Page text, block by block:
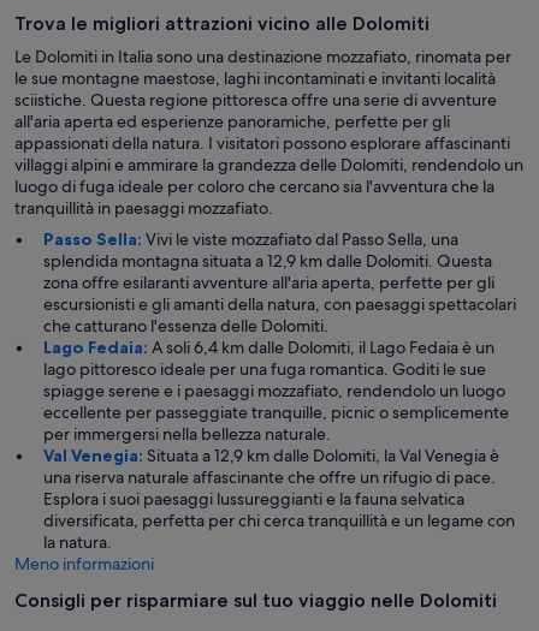
Trova le migliori attrazioni vicino alle Dolomiti
Le Dolomiti in Italia sono una destinazione mozzafiato, rinomata per
le sue montagne maestose, laghi incontaminati e invitanti località
sciistiche. Questa regione pittoresca offre una serie di avventure
all'aria aperta ed esperienze panoramiche, perfette per gli
appassionati della natura. I visitatori possono esplorare affascinanti
villaggi alpini e ammirare la grandezza delle Dolomiti, rendendolo un
luogo di fuga ideale per coloro che cercano sia l'avventura che la
tranquillità in paesaggi mozzafiato.
Passo Sella: Vivi le viste mozzafiato dal Passo Sella, una
splendida montagna situata a 12,9 km dalle Dolomiti. Questa
zona offre esilaranti avventure all'aria aperta, perfette per gli
escursionisti e gli amanti della natura, con paesaggi spettacolari
che catturano l'essenza delle Dolomiti.
Lago Fedaia: A soli 6,4 km dalle Dolomiti, il Lago Fedaia è un
lago pittoresco ideale per una fuga romantica. Goditi le sue
spiagge serene e i paesaggi mozzafiato, rendendolo un luogo
eccellente per passeggiate tranquille, picnic o semplicemente
per immergersi nella bellezza naturale.
Val Venegia: Situata a 12,9 km dalle Dolomiti, la Val Venegia è
una riserva naturale affascinante che offre un rifugio di pace.
Esplora i suoi paesaggi lussureggianti e la fauna selvatica
diversificata, perfetta per chi cerca tranquillità e un legame con
la natura.
Meno informazioni
Consigli per risparmiare sul tuo viaggio nelle Dolomiti